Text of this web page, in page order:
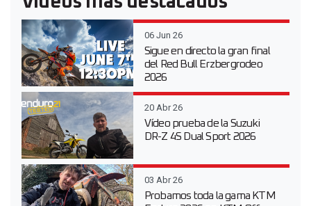
06 Jun 26
Sigue en directo la gran final
del Red Bull Erzbergrodeo
2026
20 Abr 26
Vídeo prueba de la Suzuki
DR-Z 4S Dual Sport 2026
03 Abr 26
Probamos toda la gama KTM